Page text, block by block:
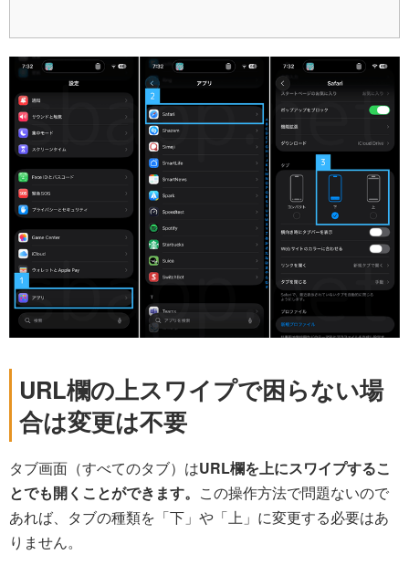
URL欄の上スワイプで困らない場
合は変更は不要
タブ画面（すべてのタブ）はURL欄を上にスワイプするこ
とでも開くことができます。 この操作方法で問題ないので
あれば、タブの種類を「下」や「上」に変更する必要はあ
りません。